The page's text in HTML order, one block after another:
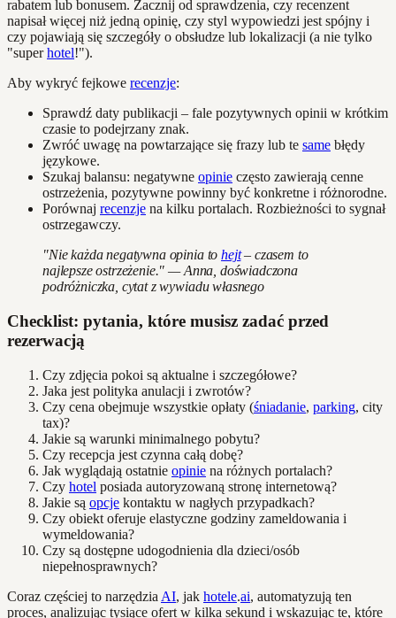
rabatem lub bonusem. Zacznij od sprawdzenia, czy recenzent
napisał więcej niż jedną opinię, czy styl wypowiedzi jest spójny i
czy pojawiają się szczegóły o obsłudze lub lokalizacji (a nie tylko
"superhotel!").
Aby wykryć fejkowe recenzje:
Sprawdź daty publikacji – fale pozytywnych opinii w krótkim
czasie to podejrzany znak.
Zwróć uwagę na powtarzające się frazy lub te same błędy
językowe.
Szukaj balansu: negatywne opinie często zawierają cenne
ostrzeżenia, pozytywne powinny być konkretne i różnorodne.
Porównaj recenzje na kilku portalach. Rozbieżności to sygnał
ostrzegawczy.
"Nie każda negatywna opinia tohejt– czasem to
najlepsze ostrzeżenie." — Anna, doświadczona
podróżniczka, cytat z wywiadu własnego
Checklist: pytania, które musisz zadać przed
rezerwacją
Czy zdjęcia pokoi są aktualne i szczegółowe?
Jaka jest polityka anulacji i zwrotów?
Czy cena obejmuje wszystkie opłaty (śniadanie, parking, city
tax)?
Jakie są warunki minimalnego pobytu?
Czy recepcja jest czynna całą dobę?
Jak wyglądają ostatnie opinie na różnych portalach?
Czy hotel posiada autoryzowaną stronę internetową?
Jakie są opcje kontaktu w nagłych przypadkach?
Czy obiekt oferuje elastyczne godziny zameldowania i
wymeldowania?
Czy są dostępne udogodnienia dla dzieci/osób
niepełnosprawnych?
Coraz częściej to narzędzia AI, jak hotele.ai, automatyzują ten
proces, analizując tysiące ofert w kilka sekund i wskazując te, które